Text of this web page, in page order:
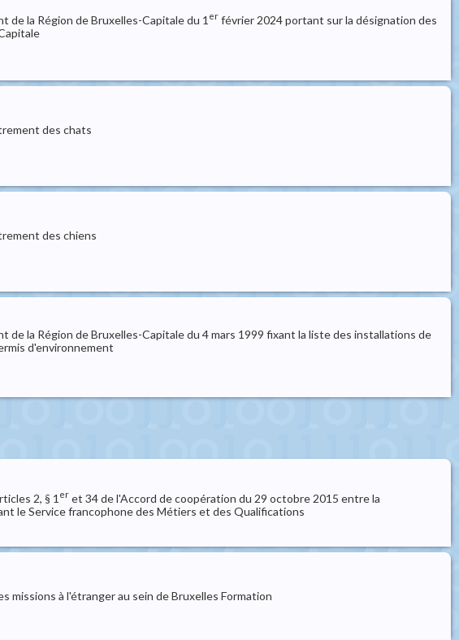
la Région de Bruxelles-Capitale du 1 er février 2024 portant sur la désignation des
des chats
des chiens
la Région de Bruxelles-Capitale du 4 mars 1999 fixant la liste des installations de
d'environnement
2, § 1 er et 34 de l'Accord de coopération du 29 octobre 2015 entre la
le Service francophone des Métiers et des Qualifications
à l'étranger au sein de Bruxelles Formation